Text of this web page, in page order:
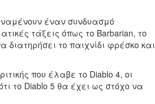
έναν συνδυασμό
τάξεις όπως το Barbarian, το
το παιχνίδι φρέσκο ​​και
που έλαβε το Diablo 4, οι
το Diablo 5 θα έχει ως στόχο να